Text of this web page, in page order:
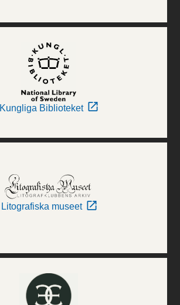
Kungliga Biblioteket
Litografiska museet